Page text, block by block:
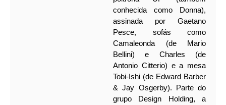
conhecida como Donna),
assinada por Gaetano
Pesce, sofás como
Camaleonda (de Mario
Bellini) e Charles (de
Antonio Citterio) e a mesa
Tobi-Ishi (de Edward Barber
& Jay Osgerby). Parte do
grupo Design Holding, a